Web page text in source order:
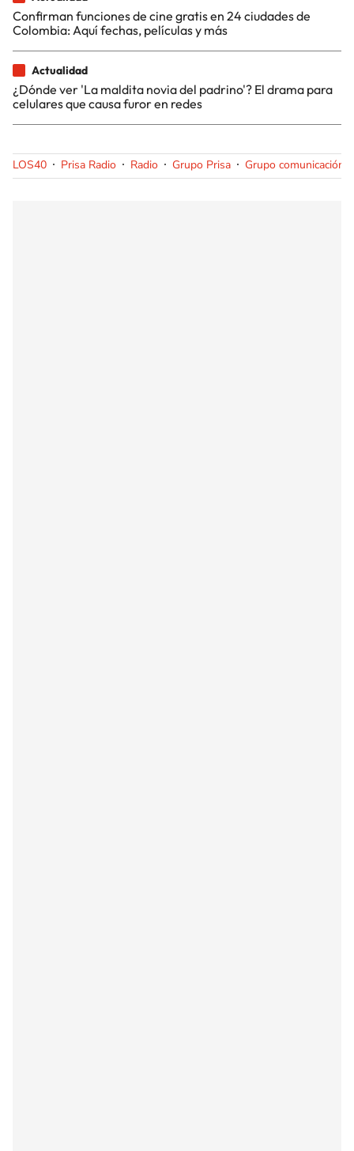
Confirman funciones de cine gratis en 24 ciudades de
Colombia: Aquí fechas, películas y más
Actualidad
¿Dónde ver 'La maldita novia del padrino'? El drama para
celulares que causa furor en redes
LOS40 Prisa Radio Radio Grupo Prisa Grupo comunicación